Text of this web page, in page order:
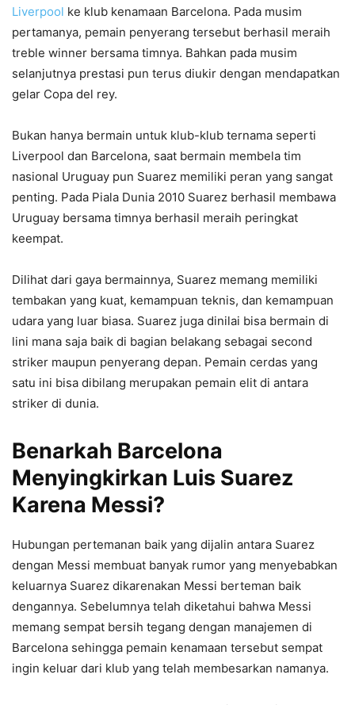
Liverpool ke klub kenamaan Barcelona. Pada musim
pertamanya, pemain penyerang tersebut berhasil meraih
treble winner bersama timnya. Bahkan pada musim
selanjutnya prestasi pun terus diukir dengan mendapatkan
gelar Copa del rey.
Bukan hanya bermain untuk klub-klub ternama seperti
Liverpool dan Barcelona, saat bermain membela tim
nasional Uruguay pun Suarez memiliki peran yang sangat
penting. Pada Piala Dunia 2010 Suarez berhasil membawa
Uruguay bersama timnya berhasil meraih peringkat
keempat.
Dilihat dari gaya bermainnya, Suarez memang memiliki
tembakan yang kuat, kemampuan teknis, dan kemampuan
udara yang luar biasa. Suarez juga dinilai bisa bermain di
lini mana saja baik di bagian belakang sebagai second
striker maupun penyerang depan. Pemain cerdas yang
satu ini bisa dibilang merupakan pemain elit di antara
striker di dunia.
Benarkah Barcelona
Menyingkirkan Luis Suarez
Karena Messi?
Hubungan pertemanan baik yang dijalin antara Suarez
dengan Messi membuat banyak rumor yang menyebabkan
keluarnya Suarez dikarenakan Messi berteman baik
dengannya. Sebelumnya telah diketahui bahwa Messi
memang sempat bersih tegang dengan manajemen di
Barcelona sehingga pemain kenamaan tersebut sempat
ingin keluar dari klub yang telah membesarkan namanya.